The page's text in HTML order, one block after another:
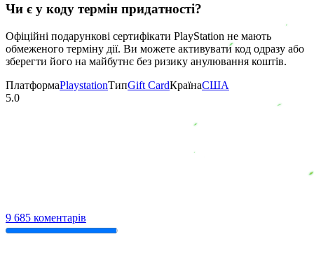
Чи є у коду термін придатності?
Офіційні подарункові сертифікати PlayStation не мають
обмеженого терміну дії. Ви можете активувати код одразу або
зберегти його на майбутнє без ризику анулювання коштів.
ПлатформаPlaystationТипGift CardКраїнаСША
5.0
9 685 коментарів